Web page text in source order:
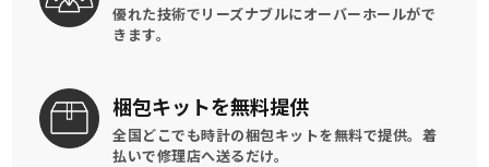
優れた技術でリーズナブルにオーバーホールがで
きます。
梱包キットを無料提供
全国どこでも時計の梱包キットを無料で提供。 着
払いで修理店へ送るだけ。